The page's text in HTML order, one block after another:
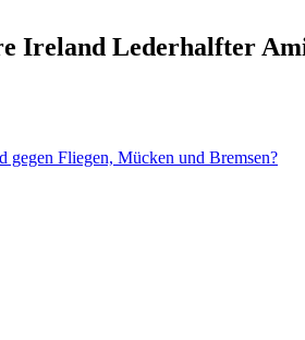
Ireland Lederhalfter
gegen Fliegen, Mücken und Bremsen?